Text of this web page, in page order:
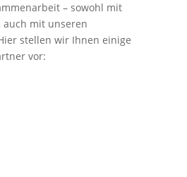
– sowohl mit
auch mit unseren
stellen wir Ihnen einige
vor: